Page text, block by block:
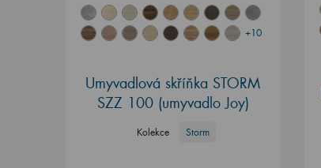
+10
Umyvadlová skříňka STORM
SZZ 100 (umyvadlo Joy)
Kolekce Storm